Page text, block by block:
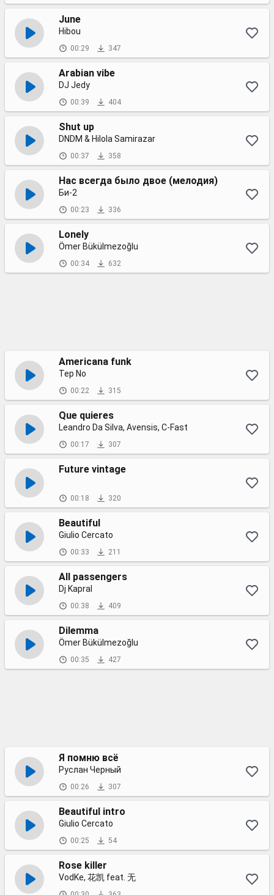
June
Hibou
00:29 347
Arabian vibe
DJ Jedy
00:39 404
Shut up
DNDM & Hilola Samirazar
00:37 358
Нас всегда было двое (мелодия)
Би-2
00:23 336
Lonely
Ömer Bükülmezoğlu
00:34 632
Americana funk
Tep No
00:22 315
Que quieres
Leandro Da Silva, Avensis, C-Fast
00:17 307
Future vintage
00:18 320
Beautiful
Giulio Cercato
00:33 211
All passengers
Dj Kapral
00:38 409
Dilemma
Ömer Bükülmezoğlu
00:35 427
Я помню всё
Руслан Черный
00:26 307
Beautiful intro
Giulio Cercato
00:25 54
Rose killer
VodKe, 花凯 feat. 无